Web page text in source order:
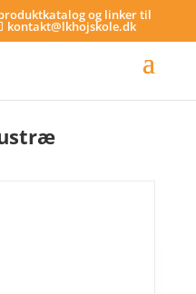
produktkatalog og linker til
kontakt@lkhojskole.dk